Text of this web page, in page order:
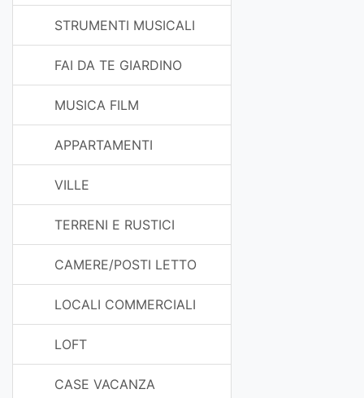
STRUMENTI MUSICALI
FAI DA TE GIARDINO
MUSICA FILM
APPARTAMENTI
VILLE
TERRENI E RUSTICI
CAMERE/POSTI LETTO
LOCALI COMMERCIALI
LOFT
CASE VACANZA